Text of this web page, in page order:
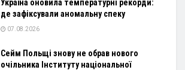
Україна оновила температурні рекорди:
де зафіксували аномальну спеку
07.08.2026
Сейм Польщі знову не обрав нового
очільника Інституту національної